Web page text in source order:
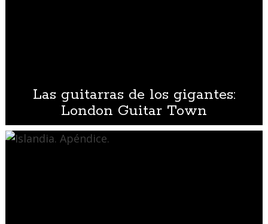
Las guitarras de los gigantes:
London Guitar Town